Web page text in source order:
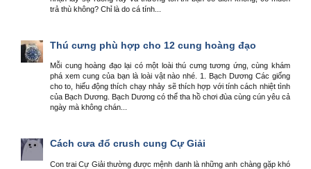
trả thù không? Chỉ là do cá tính...
Thú cưng phù hợp cho 12 cung hoàng đạo
Mỗi cung hoàng đạo lại có một loài thú cưng tương ứng, cùng khám
phá xem cung của bạn là loài vật nào nhé. 1. Bạch Dương Các giống
cho to, hiếu động thích chạy nhảy sẽ thích hợp với tính cách nhiệt tình
của Bạch Dương. Bạch Dương có thể tha hồ chơi đùa cùng cún yêu cả
ngày mà không chán...
Cách cưa đổ crush cung Cự Giải
Con trai Cự Giải thường được mệnh danh là những anh chàng gặp khó